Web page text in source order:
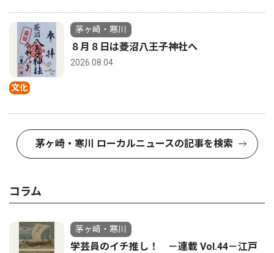
文化
茅ヶ崎・寒川
８月８日は菱沼八王子神社へ
2026.08.04
茅ヶ崎・寒川 ローカルニュースの記事を検索
コラム
茅ヶ崎・寒川
学芸員のイチ推し！ －連載 Vol.44－江戸